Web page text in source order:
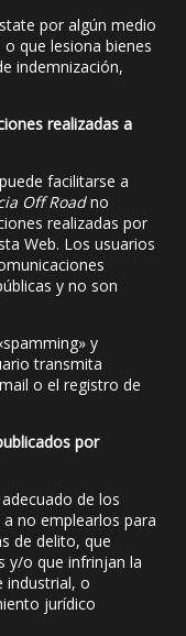
por algún medio
que lesiona bienes
indemnización,
realizadas a
facilitarse a
Off Roadno
realizadas por
Web. Los usuarios
y no son
y
transmita
o el registro de
por
de los
no emplearlos para
de delito, que
y/o que infrinjan la
industrial, o
jurídico